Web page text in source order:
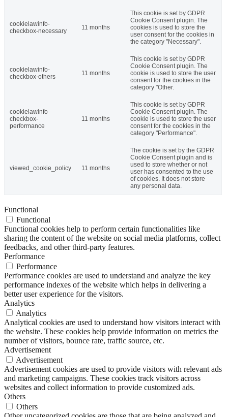
cookielawinfo-
checkbox-necessary
11 months
This cookie is set by GDPR
Cookie Consent plugin. The
cookies is used to store the
user consent for the cookies in
the category "Necessary".
cookielawinfo-
checkbox-others
11 months
This cookie is set by GDPR
Cookie Consent plugin. The
cookie is used to store the user
consent for the cookies in the
category "Other.
cookielawinfo-
checkbox-
performance
11 months
This cookie is set by GDPR
Cookie Consent plugin. The
cookie is used to store the user
consent for the cookies in the
category "Performance".
viewed_cookie_policy 11 months
The cookie is set by the GDPR
Cookie Consent plugin and is
used to store whether or not
user has consented to the use
of cookies. It does not store
any personal data.
Functional
Functional
Functional cookies help to perform certain functionalities like
sharing the content of the website on social media platforms, collect
feedbacks, and other third-party features.
Performance
Performance
Performance cookies are used to understand and analyze the key
performance indexes of the website which helps in delivering a
better user experience for the visitors.
Analytics
Analytics
Analytical cookies are used to understand how visitors interact with
the website. These cookies help provide information on metrics the
number of visitors, bounce rate, traffic source, etc.
Advertisement
Advertisement
Advertisement cookies are used to provide visitors with relevant ads
and marketing campaigns. These cookies track visitors across
websites and collect information to provide customized ads.
Others
Others